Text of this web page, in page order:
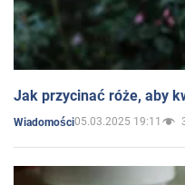
Jak przycinać róże, aby
Wiadomości05.03.2025 19:11